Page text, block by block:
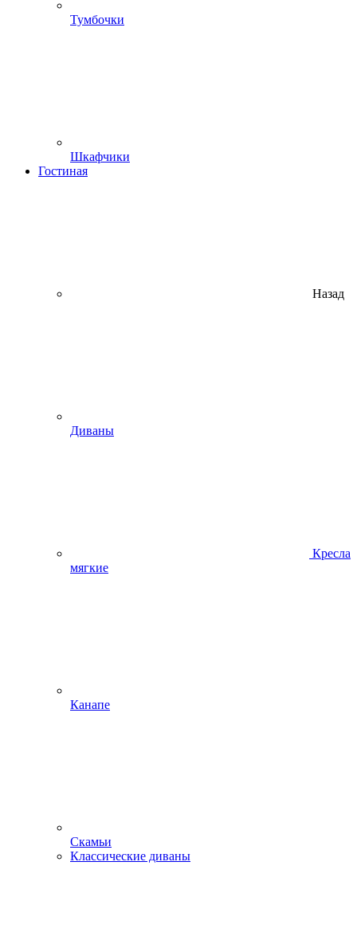
Тумбочки
Шкафчики
Гостиная
Назад
Диваны
Кресла
мягкие
Канапе
Скамьи
Классические диваны